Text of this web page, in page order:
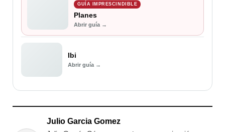
GUÍA IMPRESCINDIBLE
Planes
Abrir guía →
Ibi
Abrir guía →
Julio Garcia Gomez